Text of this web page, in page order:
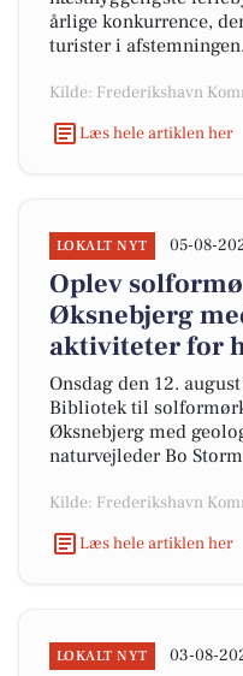
årlige konkurrence,
turister i afstemningen.
Kilde: Frederikshavn
Læs hele artiklen her
LOKALT NYT 05-08-
Oplev
Øksnebjerg
aktiviteter for
Onsdag den 12.
Bibliotek til
Øksnebjerg med
naturvejleder Bo
Kilde: Frederikshavn
Læs hele artiklen her
LOKALT NYT 03-08-